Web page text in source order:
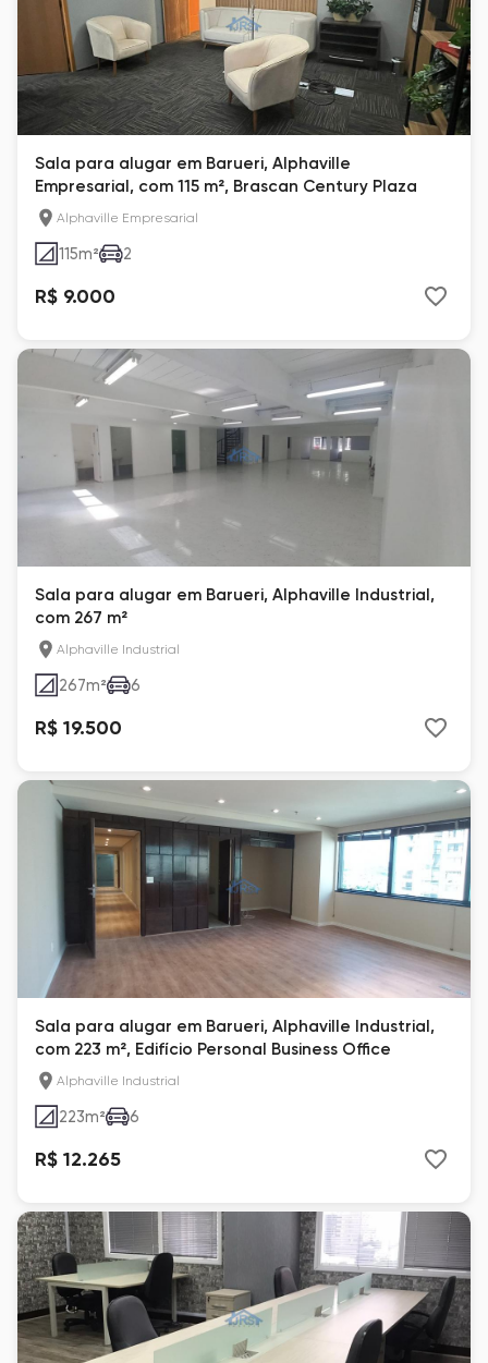
Sala para alugar em Barueri, Alphaville
Empresarial, com 115 m², Brascan Century Plaza
Alphaville Empresarial
115m² 2
R$ 9.000
Sala para alugar em Barueri, Alphaville Industrial,
com 267 m²
Alphaville Industrial
267m² 6
R$ 19.500
Sala para alugar em Barueri, Alphaville Industrial,
com 223 m², Edifício Personal Business Office
Alphaville Industrial
223m² 6
R$ 12.265